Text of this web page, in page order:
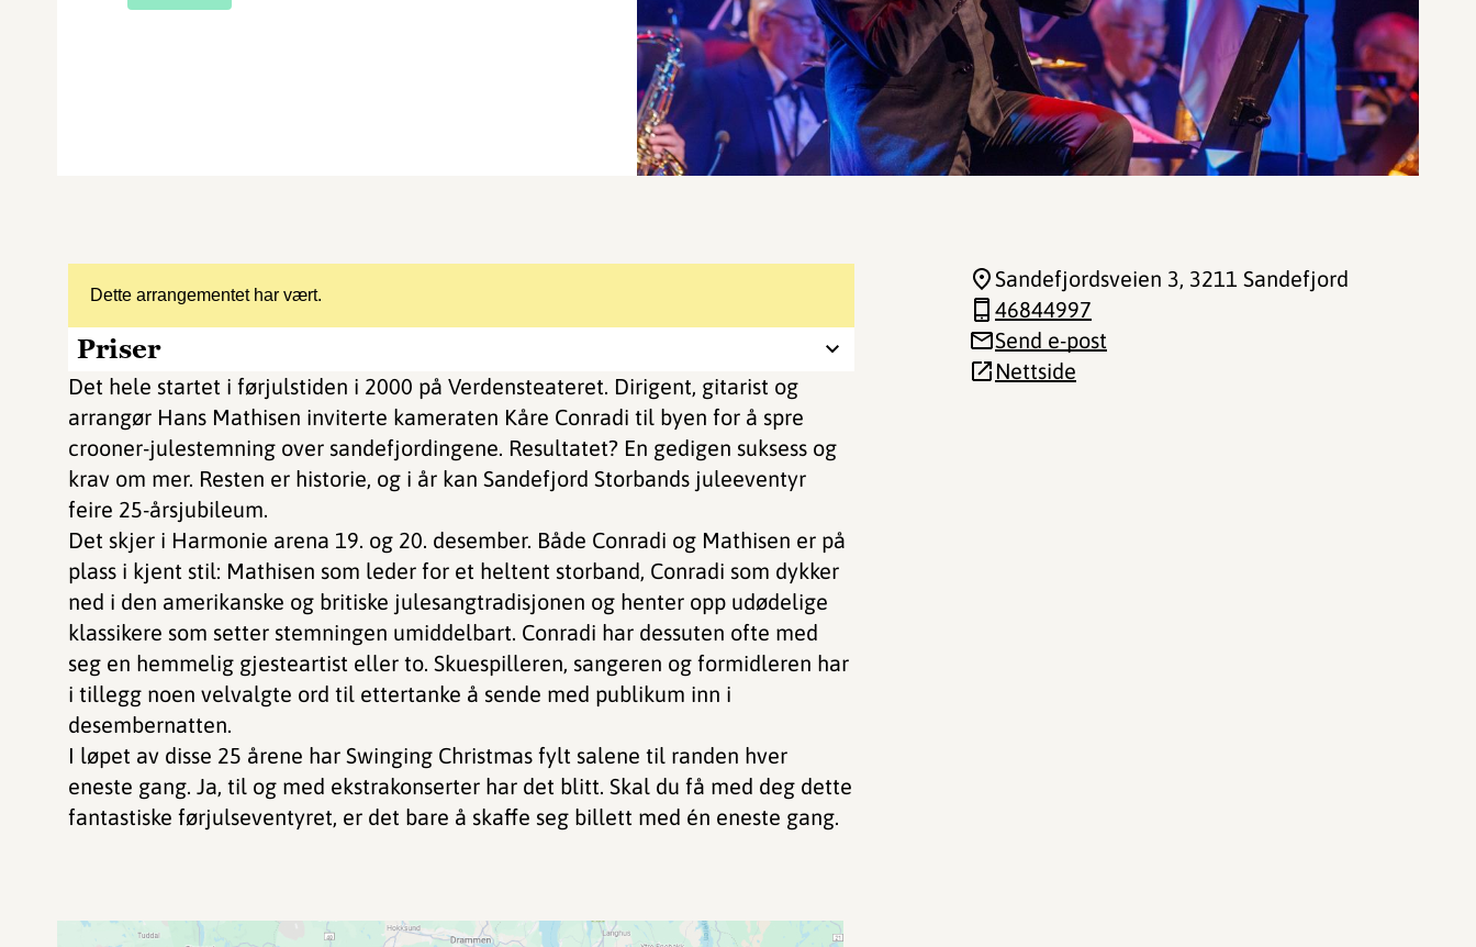
Dette arrangementet har vært.
Priser
Det hele startet i førjulstiden i 2000 på Verdensteateret. Dirigent, gitarist og
arrangør Hans Mathisen inviterte kameraten Kåre Conradi til byen for å spre
crooner-julestemning over sandefjordingene. Resultatet? En gedigen suksess og
krav om mer. Resten er historie, og i år kan Sandefjord Storbands juleeventyr
feire 25-årsjubileum.
Det skjer i Harmonie arena 19. og 20. desember. Både Conradi og Mathisen er på
plass i kjent stil: Mathisen som leder for et heltent storband, Conradi som dykker
ned i den amerikanske og britiske julesangtradisjonen og henter opp udødelige
klassikere som setter stemningen umiddelbart. Conradi har dessuten ofte med
seg en hemmelig gjesteartist eller to. Skuespilleren, sangeren og formidleren har
i tillegg noen velvalgte ord til ettertanke å sende med publikum inn i
desembernatten.
I løpet av disse 25 årene har Swinging Christmas fylt salene til randen hver
eneste gang. Ja, til og med ekstrakonserter har det blitt. Skal du få med deg dette
fantastiske førjulseventyret, er det bare å skaffe seg billett med én eneste gang.
Sandefjordsveien 3, 3211 Sandefjord
46844997
Send e-post
Nettside